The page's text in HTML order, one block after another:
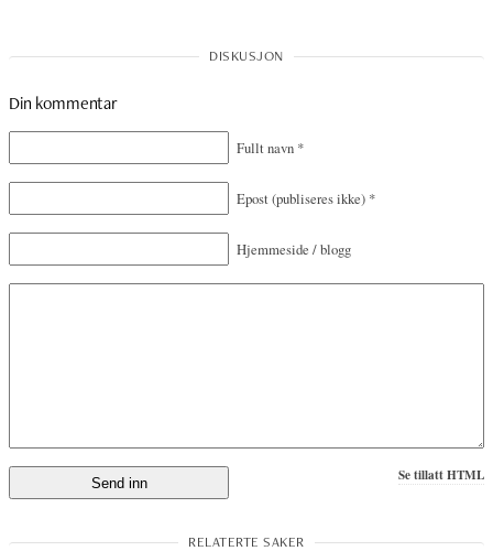
Din kommentar
Fullt navn *
Epost(publiseres ikke) *
Hjemmeside / blogg
Se tillatt HTML